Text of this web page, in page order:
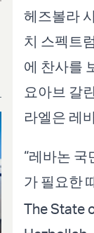
헤즈볼라
치 스펙트
에 찬사를
요아브 갈
라엘은 레
“레바논
가 필요한
The State